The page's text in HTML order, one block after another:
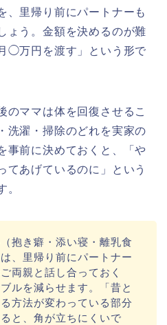
、里帰り前にパートナーも
ょう。金額を決めるのが難
◯万円を渡す」という形で
のママは体を回復させるこ
洗濯・掃除のどれを実家の
事前に決めておくと、「や
てあげているのに」という
。
抱き癖・添い寝・離乳食
、里帰り前にパートナー
両親と話し合っておく
ルを減らせます。「昔と
方法が変わっている部分
と、角が立ちにくいで